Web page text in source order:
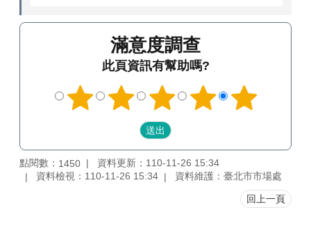
滿意度調查
此頁資訊有幫助嗎?
點閱數： 1450
資料更新：110-11-26 15:34
資料檢視：110-11-26 15:34
資料維護：臺北市市場處
回上一頁